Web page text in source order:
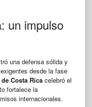
un impulso
una defensa sólida y
desde la fase
Costa Rica celebró el
fortalece la
internacionales.